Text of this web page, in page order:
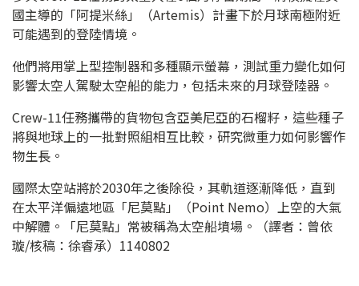
國主導的「阿提米絲」（Artemis）計畫下於月球南極附近
可能遇到的登陸情境。
他們將用掌上型控制器和多種顯示螢幕，測試重力變化如何
影響太空人駕駛太空船的能力，包括未來的月球登陸器。
Crew-11任務攜帶的貨物包含亞美尼亞的石榴籽，這些種子
將與地球上的一批對照組相互比較，研究微重力如何影響作
物生長。
國際太空站將於2030年之後除役，其軌道逐漸降低，直到
在太平洋偏遠地區「尼莫點」（Point Nemo）上空的大氣
中解體。「尼莫點」常被稱為太空船墳場。（譯者：曾依
璇/核稿：徐睿承）1140802